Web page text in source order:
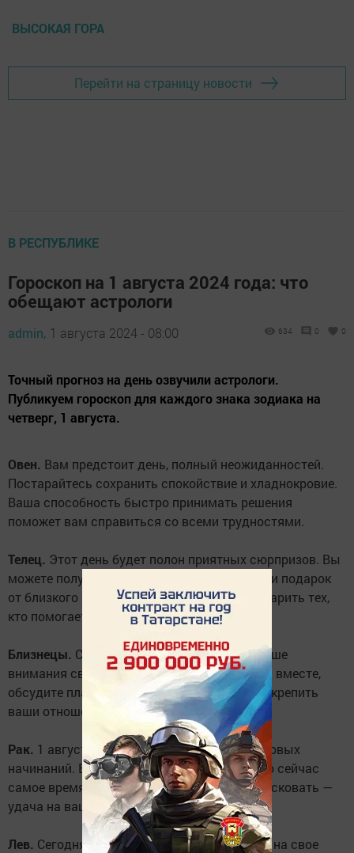
ВЫСОКАЯ ГОРА
Перейти на страницу новости
В РЕСПУБЛИКЕ
Гороскоп на 1 августа 2024 года: что
обещают астрологи
admin, 1 августа 2024 - 08:00 634 0 0
Точный прогноз на день озвучили астрологи.
Публикуем гороскоп для каждого знака зодиака на
четверг, 1 августа.
Овен. Вам предстоит день, полный неожиданностей.
Постарайтесь сохранить спокойствие и хладнокровие.
Ваша способность быстро принимать решения
поможет вам справиться со всеми трудностями.
Телец. Этот день будет полон приятных сюрпризов. Вы
можете получить неожиданную прибыль или подарок
от близкого человека. Не забывайте благодарить тех,
кто помогает вам.
Близнецы. Сегодня вам стоит уделить больше
внимания своим близким. Проведите время вместе,
обсудите планы на будущее. Это поможет укрепить
ваши отношения.
Рак. 1 августа – благоприятный день для новых
начинаний. Если у вас есть какие-то идеи, то сейчас
самое время их реализовать. Не бойтесь рисковать —
удача на вашей стороне.
Лев. Сегодня вам стоит обратить внимание на свое